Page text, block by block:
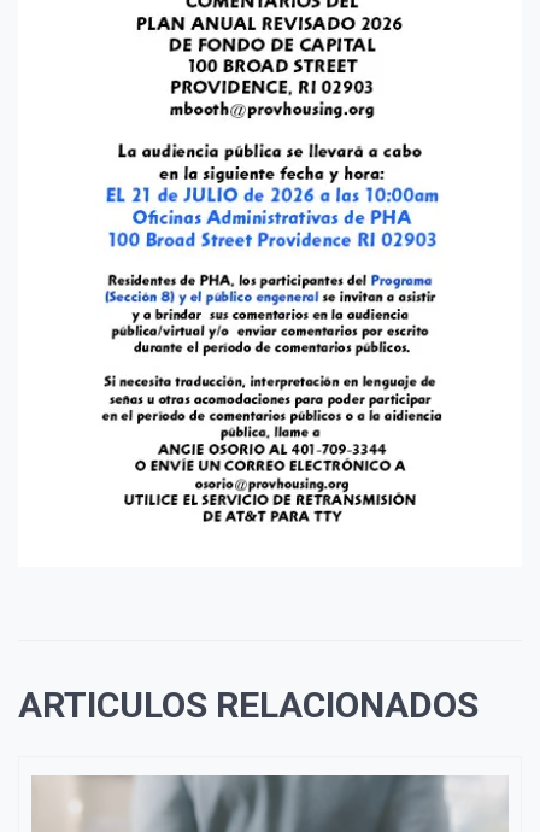
ARTICULOS RELACIONADOS